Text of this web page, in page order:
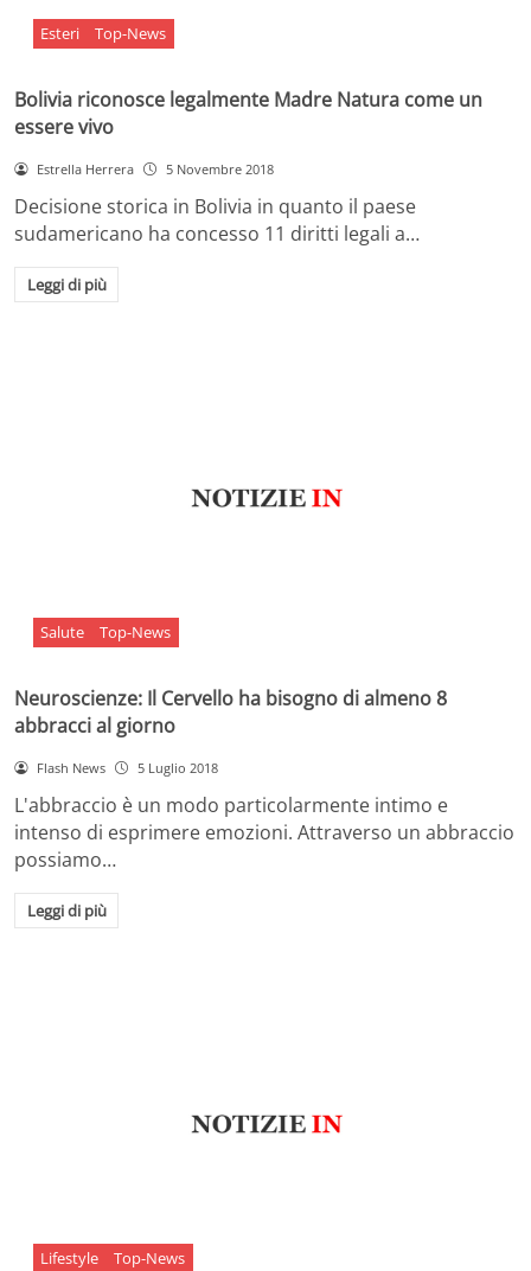
Esteri Top-News
Bolivia riconosce legalmente Madre Natura come un
essere vivo
Estrella Herrera 5 Novembre 2018
Decisione storica in Bolivia in quanto il paese
sudamericano ha concesso 11 diritti legali a…
Leggi di più
Salute Top-News
Neuroscienze: Il Cervello ha bisogno di almeno 8
abbracci al giorno
Flash News 5 Luglio 2018
L'abbraccio è un modo particolarmente intimo e
intenso di esprimere emozioni. Attraverso un abbraccio
possiamo…
Leggi di più
Lifestyle Top-News